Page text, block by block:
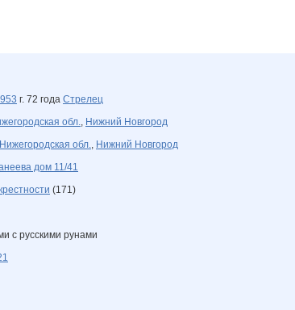
г. 72 года Стрелец
обл., Нижний Новгород
Нижегородская обл., Нижний Новгород
дом 11/41
(171)
с русскими рунами